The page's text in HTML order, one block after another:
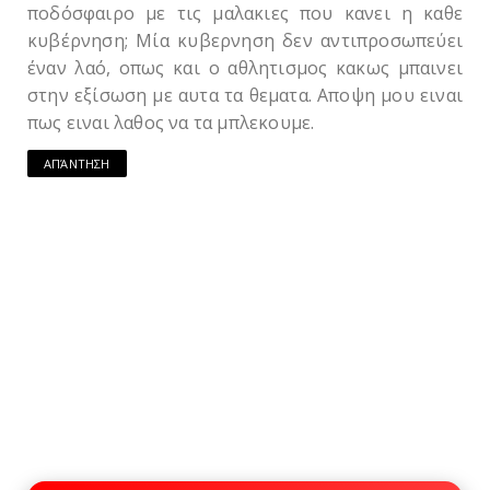
ποδόσφαιρο με τις μαλακιες που κανει η καθε
κυβέρνηση; Μία κυβερνηση δεν αντιπροσωπεύει
έναν λαό, οπως και ο αθλητισμος κακως μπαινει
στην εξίσωση με αυτα τα θεματα. Αποψη μου ειναι
πως ειναι λαθος να τα μπλεκουμε.
ΑΠΆΝΤΗΣΗ